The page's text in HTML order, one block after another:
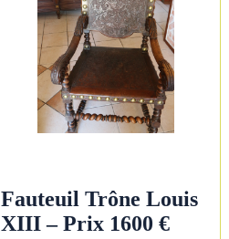
Fauteuil Trône Louis
XIII – Prix 1600 €